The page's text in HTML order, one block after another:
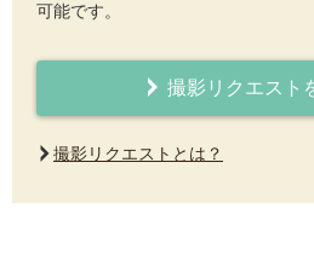
可能です。
撮影リクエスト
撮影リクエストとは？